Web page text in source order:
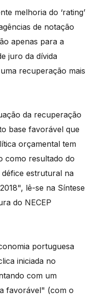
melhoria do ‘rating’
de notação
apenas para a
juro da dívida
recuperação mais
da recuperação
base favorável que
orçamental tem
como resultado do
estrutural na
lê-se na Síntese
do NECEP
portuguesa
iniciada no
com um
favorável" (com o